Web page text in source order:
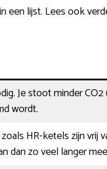
een lijst. Lees ook
Je stoot minder
wordt.
HR-ketels zijn vrij
dan zo veel langer